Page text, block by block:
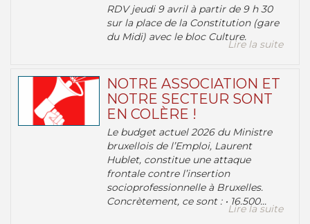
RDV jeudi 9 avril à partir de 9 h 30
sur la place de la Constitution (gare
du Midi) avec le bloc Culture.
Lire la suite
NOTRE ASSOCIATION ET
NOTRE SECTEUR SONT
EN COLÈRE !
Le budget actuel 2026 du Ministre
bruxellois de l’Emploi, Laurent
Hublet, constitue une attaque
frontale contre l’insertion
socioprofessionnelle à Bruxelles.
Concrètement, ce sont : • 16.500...
Lire la suite